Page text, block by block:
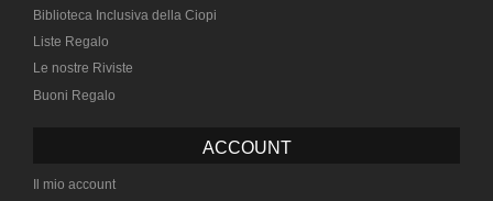
Biblioteca Inclusiva della Ciopi
Liste Regalo
Le nostre Riviste
Buoni Regalo
ACCOUNT
Il mio account